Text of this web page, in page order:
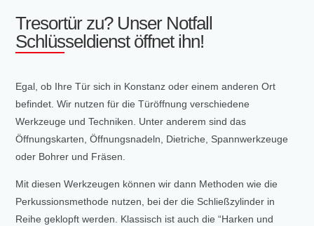
Tresortür zu? Unser Notfall
Schlüsseldienst öffnet ihn!
Egal, ob Ihre Tür sich in Konstanz oder einem anderen Ort
befindet. Wir nutzen für die Türöffnung verschiedene
Werkzeuge und Techniken. Unter anderem sind das
Öffnungskarten, Öffnungsnadeln, Dietriche, Spannwerkzeuge
oder Bohrer und Fräsen.
Mit diesen Werkzeugen können wir dann Methoden wie die
Perkussionsmethode nutzen, bei der die Schließzylinder in
Reihe geklopft werden. Klassisch ist auch die “Harken und